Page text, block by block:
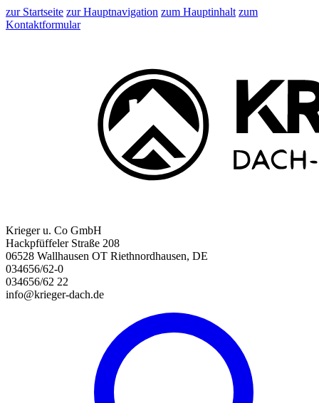
zur Startseite zur Hauptnavigation zum Hauptinhalt zum
Kontaktformular
Krieger u. Co GmbH
Hackpfüffeler Straße 208
06528 Wallhausen OT Riethnordhausen, DE
034656/62-0
034656/62 22
info@krieger-dach.de